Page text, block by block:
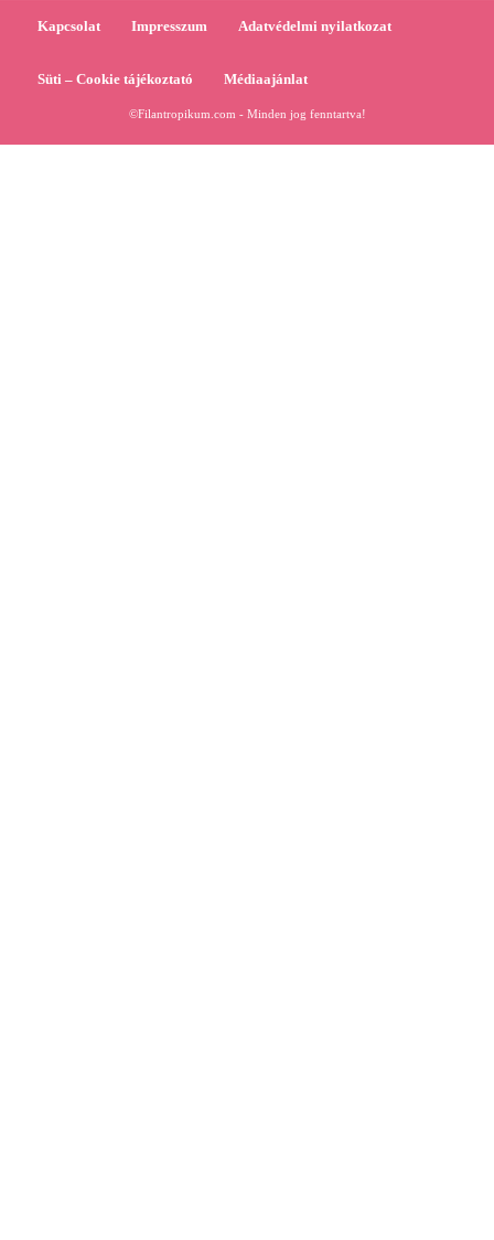
Kapcsolat Impresszum Adatvédelmi nyilatkozat
Süti – Cookie tájékoztató Médiaajánlat
©Filantropikum.com - Minden jog fenntartva!